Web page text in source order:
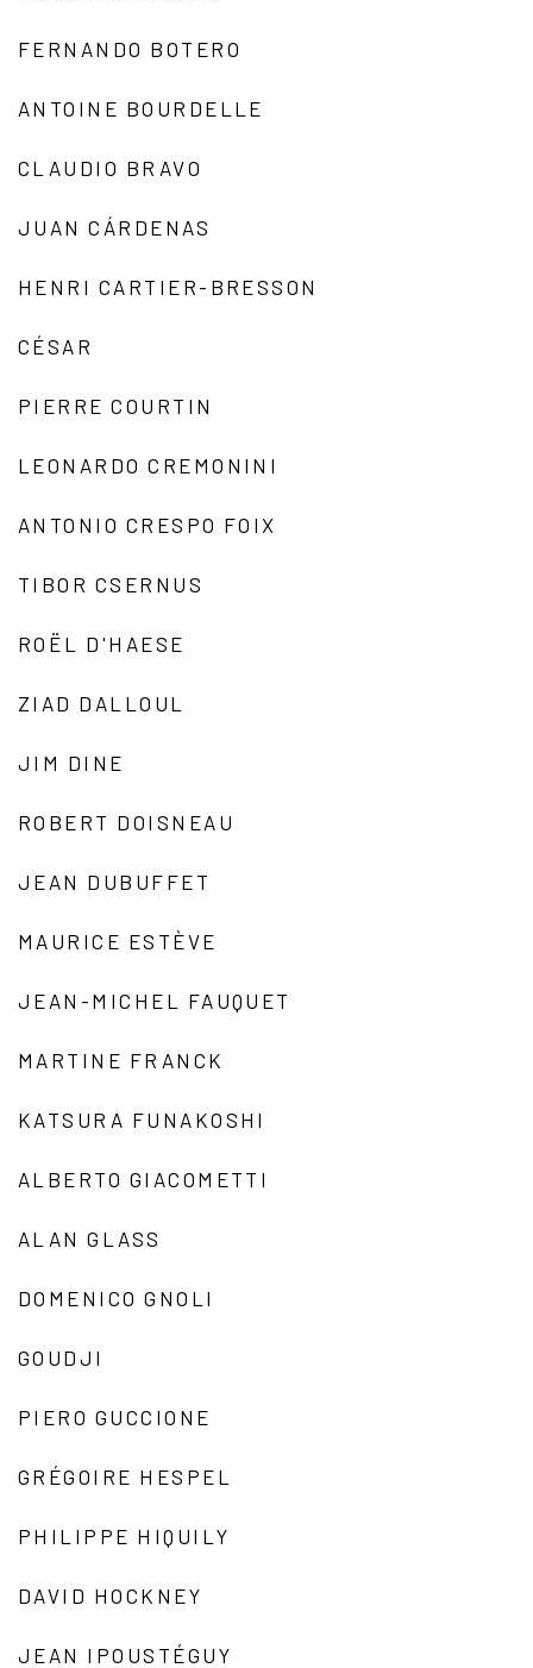
FERNANDO BOTERO
ANTOINE BOURDELLE
CLAUDIO BRAVO
JUAN CÁRDENAS
HENRI CARTIER-BRESSON
CÉSAR
PIERRE COURTIN
LEONARDO CREMONINI
ANTONIO CRESPO FOIX
TIBOR CSERNUS
ROËL D'HAESE
ZIAD DALLOUL
JIM DINE
ROBERT DOISNEAU
JEAN DUBUFFET
MAURICE ESTÈVE
JEAN-MICHEL FAUQUET
MARTINE FRANCK
KATSURA FUNAKOSHI
ALBERTO GIACOMETTI
ALAN GLASS
DOMENICO GNOLI
GOUDJI
PIERO GUCCIONE
GRÉGOIRE HESPEL
PHILIPPE HIQUILY
DAVID HOCKNEY
JEAN IPOUSTÉGUY